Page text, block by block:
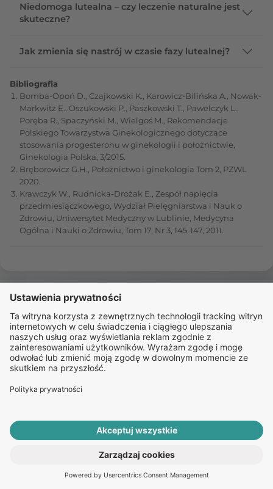
ROZPOCZNIJ E-KONSULTACJĘ
Niedomoga lutealna – czy leczenie naturalne jest
skuteczne?
Jak zmienia się nastrój w czasie fazy lutealnej?
Bibliografia
Bomba-Opoń D., Czajkowski K., Karowicz-Bilińska A., Nowak-
Markwitz E., Oszukowski P., Paszkowski T., Pawelczyk L.,
Poręba R., Spaczyński M., Wielgoś M., Rekomendacje
Polskiego Towarzystwa Ginekologicznego dotyczące
stosowania progesteronu w ginekologii i położnictwie,
Ginekologia Polska, 3/2015.
Bręborowicz G.H., Położnictwo i ginekologia Tom 2, PZWL
2020.
Krawczyk W., Rudnicka-Drożak E., Zespół napięcia
przedmiesiączkowego, Wydział Pielęgniarstwa i Nauk o
Zdrowiu, Uniwersytet Medyczny w Lublinie, Medycyna
Ogólna i Nauki o Zdrowiu, Tom 17, Nr 3, 145-147, 2011.
Podobne wpisy o
antykoncepcji hormonalnej:
WARTO WIEDZIEĆ
Estrogeny w tabletkach
Na czym polega podwiązanie jajowodów
antykoncepcyjna?
Antykoncepcja dla mężczyzn – metody,